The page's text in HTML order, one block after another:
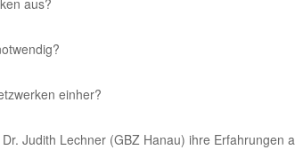
aus?
einher?
Judith Lechner (GBZ Hanau) ihre